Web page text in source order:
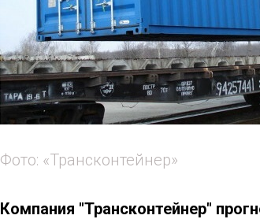
Фото: «Трансконтейнер»
Компания "Трансконтейнер"